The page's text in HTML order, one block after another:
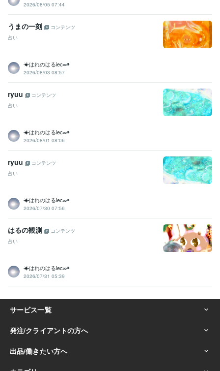
2026/08/05 07:44
うまの一刻
コンテンツ
占い
☀はれのはるiec∞◉
2026/08/03 08:57
ryuu
コンテンツ
占い
☀はれのはるiec∞◉
2026/08/01 08:06
ryuu
コンテンツ
占い
☀はれのはるiec∞◉
2026/07/30 07:56
はるの観測
コンテンツ
占い
☀はれのはるiec∞◉
2026/07/31 05:39